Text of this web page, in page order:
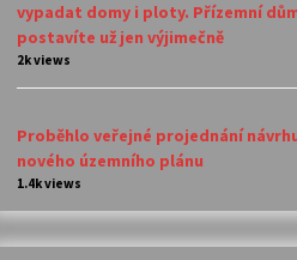
vypadat domy i ploty. Přízemní
postavíte už jen výjimečně
2k views
Proběhlo veřejné projednání
nového územního plánu
1.4k views